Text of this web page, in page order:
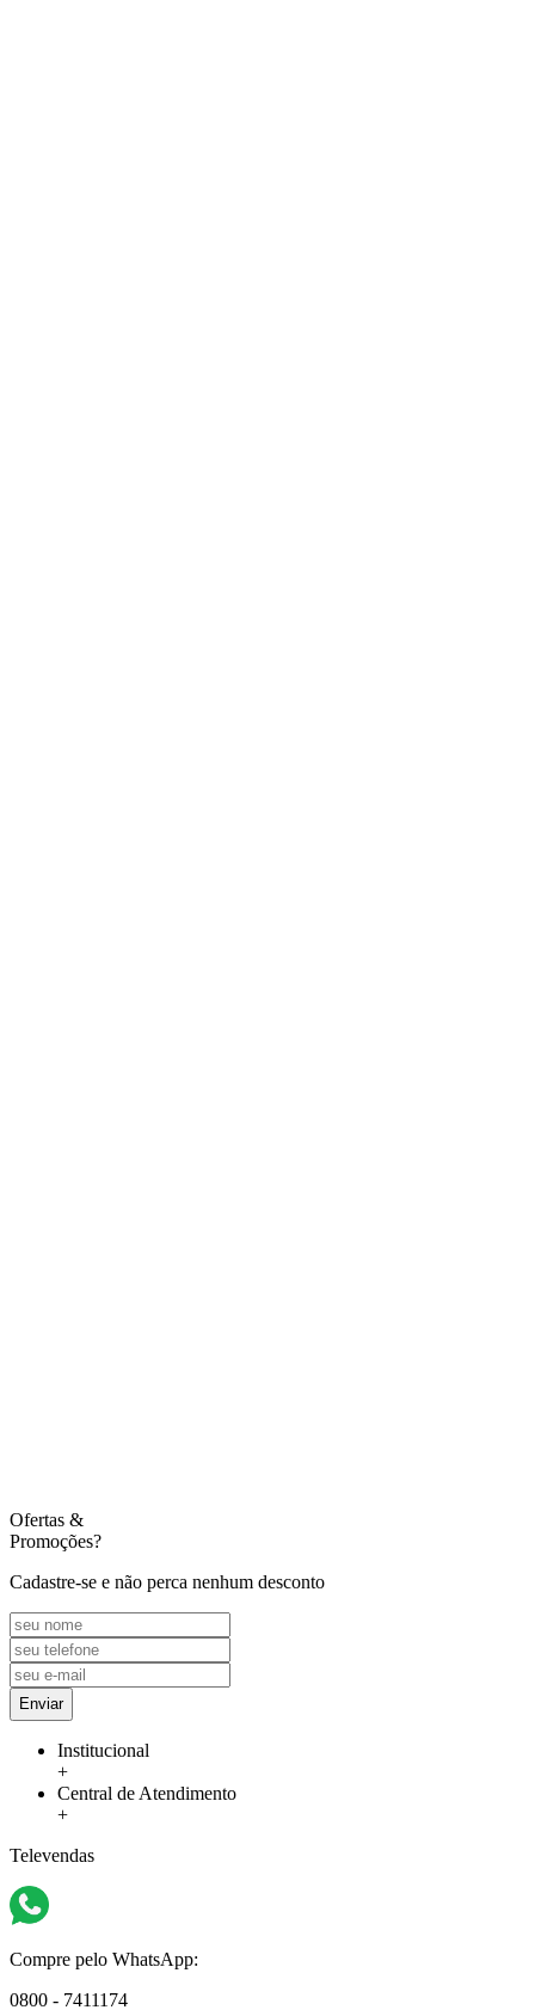
Ofertas &
Promoções?
Cadastre-se e não perca nenhum desconto
Enviar
Institucional
+
Central de Atendimento
+
Televendas
Compre pelo WhatsApp:
0800 - 7411174